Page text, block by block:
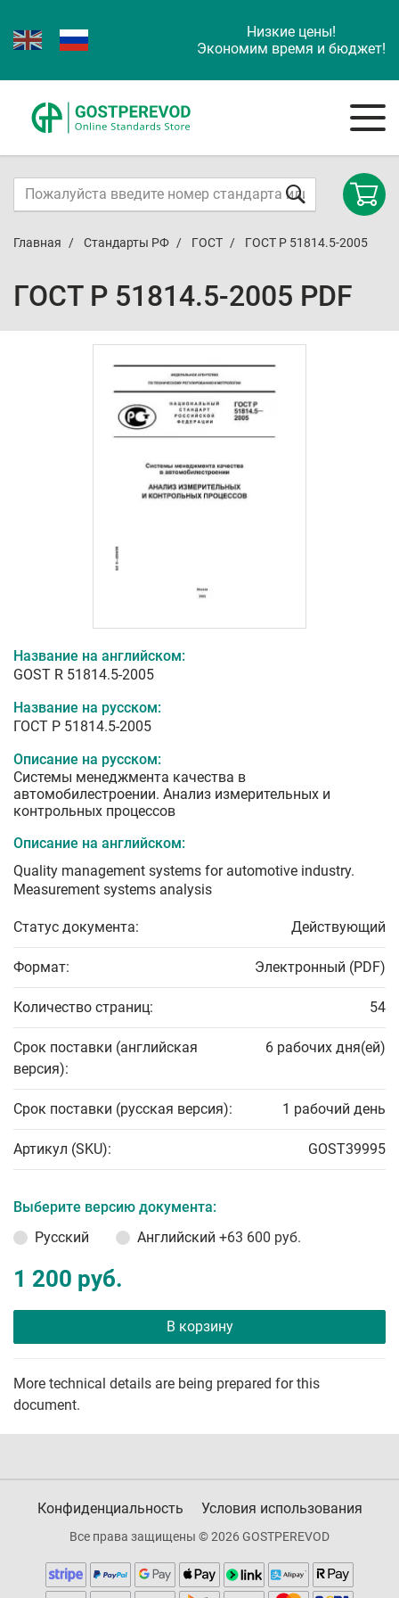
Низкие цены!
Экономим время и бюджет!
Главная Стандарты РФ ГОСТ ГОСТ Р 51814.5-2005
ГОСТ Р 51814.5-2005 PDF
Название на английском:
GOST R 51814.5-2005
Название на русском:
ГОСТ Р 51814.5-2005
Описание на русском:
Системы менеджмента качества в
автомобилестроении. Анализ измерительных и
контрольных процессов
Описание на английском:
Quality management systems for automotive industry.
Measurement systems analysis
Статус документа: Действующий
Формат: Электронный (PDF)
Количество страниц: 54
Срок поставки (английская
версия):
6 рабочих дня(ей)
Срок поставки (русская версия): 1 рабочий день
Артикул (SKU): GOST39995
Выберите версию документа:
Русский
Английский +63 600 руб.
1 200 руб.
В корзину
More technical details are being prepared for this
document.
Конфиденциальность Условия использования
Все права защищены © 2026 GOSTPEREVOD